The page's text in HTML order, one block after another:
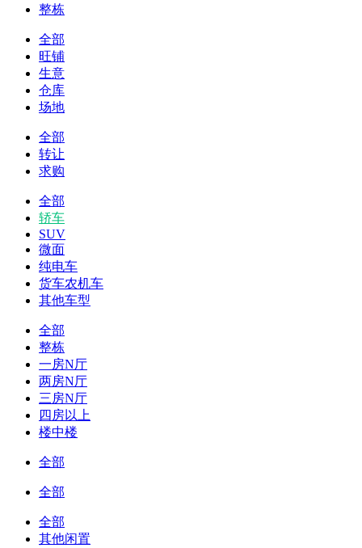
整栋
全部
旺铺
生意
仓库
场地
全部
转让
求购
全部
轿车
SUV
微面
纯电车
货车农机车
其他车型
全部
整栋
一房N厅
两房N厅
三房N厅
四房以上
楼中楼
全部
全部
全部
其他闲置